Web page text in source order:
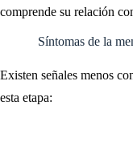
comprende su relación
Síntomas de la
Existen señales menos
esta etapa: